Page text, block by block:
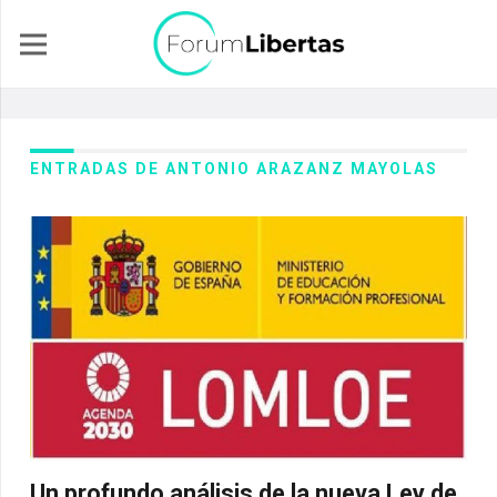
ENTRADAS DE ANTONIO ARAZANZ MAYOLAS